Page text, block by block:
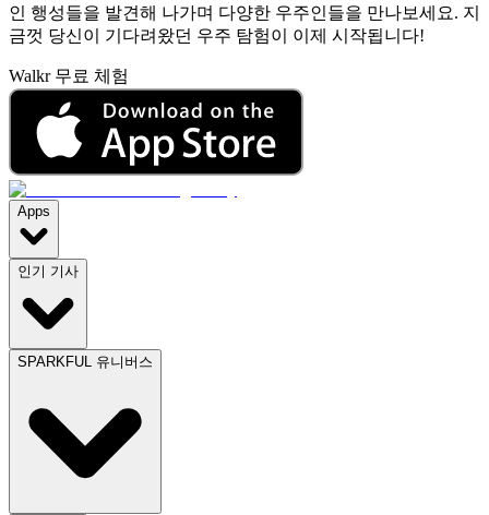
인 행성들을 발견해 나가며 다양한 우주인들을 만나보세요. 지
금껏 당신이 기다려왔던 우주 탐험이 이제 시작됩니다!
Walkr 무료 체험
Apps
인기 기사
SPARKFUL 유니버스